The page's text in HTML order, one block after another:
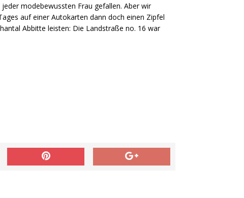
modebewussten Frau gefallen. Aber wir
auf einer Autokarten dann doch einen Zipfel
Abbitte leisten: Die Landstraße no. 16 war